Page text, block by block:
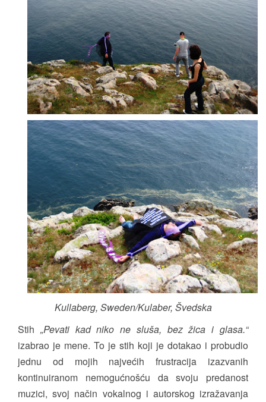
Kullaberg, Sweden/Kulaber, Švedska
Stih „Pevati kad niko ne sluša, bez žica i glasa.“
izabrao je mene. To je stih koji je dotakao i probudio
jednu od mojih najvećih frustracija izazvanih
kontinuiranom nemogućnošću da svoju predanost
muzici, svoj način vokalnog i autorskog izražavanja